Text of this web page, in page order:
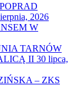
2026
W
TARNÓW
II 30 lipca,
– ZKS